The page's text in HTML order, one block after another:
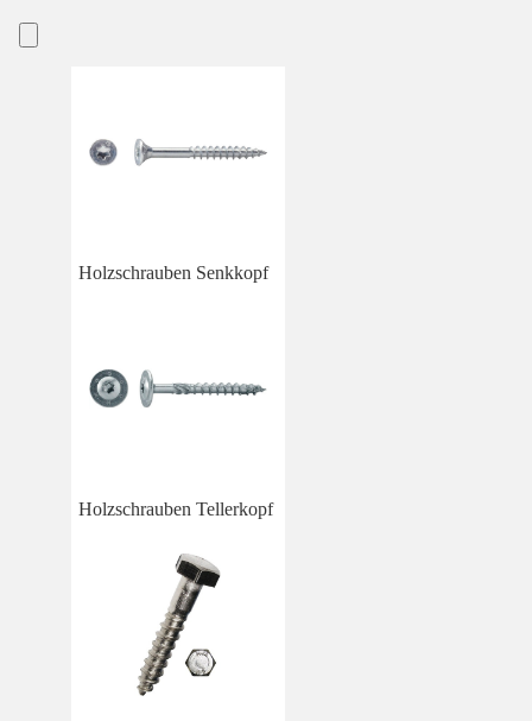
Holzschrauben Senkkopf
Holzschrauben Tellerkopf